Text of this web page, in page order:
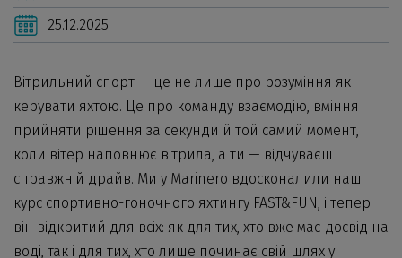
25.12.2025
Вітрильний спорт — це не лише про розуміння як
керувати яхтою. Це про команду взаємодію, вміння
прийняти рішення за секунди й той самий момент,
коли вітер наповнює вітрила, а ти — відчуваєш
справжній драйв. Ми у Marinero вдосконалили наш
курс спортивно-гоночного яхтингу FAST&FUN, і тепер
він відкритий для всіх: як для тих, хто вже має досвід на
воді, так і для тих, хто лише починає свій шлях у